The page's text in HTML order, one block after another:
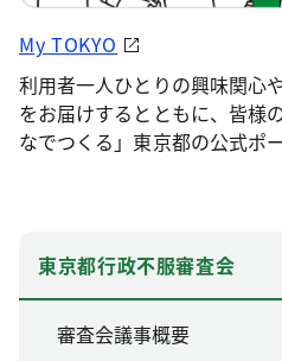
My TOKYO
利用者一人ひとりの興味関心
をお届けするとともに、皆様
なでつくる」東京都の公式ポ
東京都行政不服審査会
審査会議事概要